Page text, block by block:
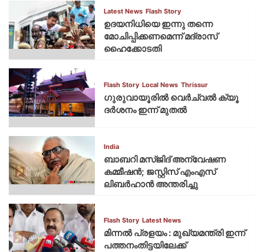
Latest News Flash Story
ഉദയനിധിയെ ഇന്നു തന്നെ
മോചിപ്പിക്കണമെന്ന് മദ്രാസ്
ഹൈക്കോടതി
Flash Story Local News Thrissur
ഗുരുവായൂരില്‍ വെര്‍ച്വല്‍ ക്യൂ
ദര്‍ശനം ഇന്ന് മുതല്‍
India
ബാബറി മസ്ജിദ് അന്വേഷണ
കമ്മീഷന്‍; ജസ്റ്റിസ് എംഎസ്
ലിബര്‍ഹാന്‍ അന്തരിച്ചു
Flash Story Latest News
മിന്നല്‍ പ്രളയം : മുഖ്യമന്ത്രി ഇന്ന്
പത്തനംതിട്ടയിലേക്ക്